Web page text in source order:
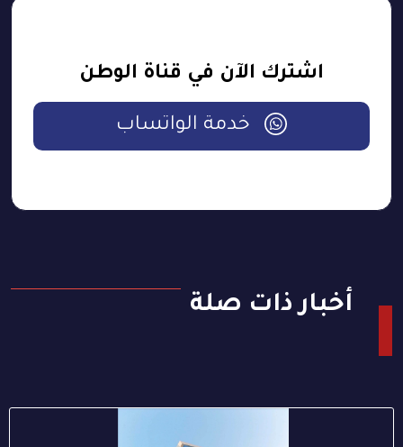
اشترك الآن في قناة الوطن
خدمة الواتساب
أخبار ذات صلة